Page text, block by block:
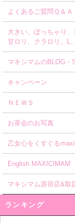
よくあるご質問Ｑ＆Ａ
大きい、ぽっちゃり
甘ロリ、クラロリ、L
マキシマムのBLOG・
キャンペーン
ＮＥＷＳ
お茶会のお写真
乙女心をくすぐる
English MAXICIMAM
マキシマム原宿店&取
ランキング